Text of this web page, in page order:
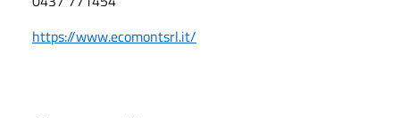
https://www.ecomontsrl.it/